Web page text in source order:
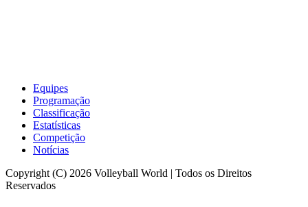
Equipes
Programação
Classificação
Estatísticas
Competição
Notícias
Copyright (C) 2026 Volleyball World | Todos os Direitos
Reservados